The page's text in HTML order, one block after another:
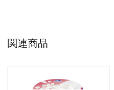
関連商品